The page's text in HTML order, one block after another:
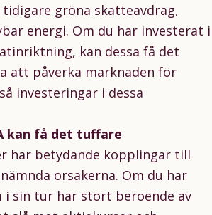
gröna skatteavdrag,
energi. Om du har investerat i
kan dessa få det
att påverka marknaden för
investeringar i dessa
kan få det tuffare
har betydande kopplingar till
orsakerna. Om du har
i sin tur har stort beroende av